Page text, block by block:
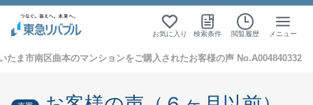
お気に入り 検索条件 閲覧履歴 メニュー
たま市南区曲本のマンションをご購入されたお客様の声 No.A004840332